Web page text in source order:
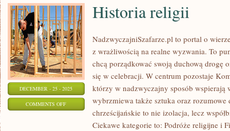
DECEMBER - 25 - 2025
COMMENTS OFFON
Historia religii
NadzwyczajniSzafarze.pl to portal o
z wrażliwością na realne wyzwania. To
chcą porządkować swoją duchową drogę
się w celebracji. W centrum pozostaje
którzy w nadzwyczajny sposób wspierają
wybrzmiewa także sztuka oraz
chrześcijańskie to nie izolacja, lecz
Ciekawe kategorie to: Podróże religijne i